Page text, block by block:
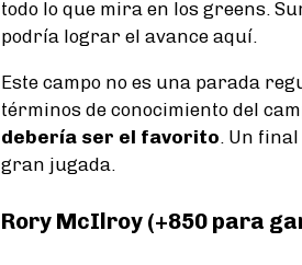
todo lo que mira en los greens.
podría lograr el avance aquí.
Este campo no es una parada
términos de conocimiento del
debería ser el favorito . Un
gran jugada.
Rory McIlroy (+850 para